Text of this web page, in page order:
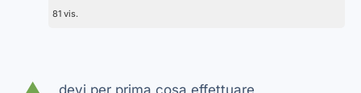
81 vis.
devi per prima cosa effettuare